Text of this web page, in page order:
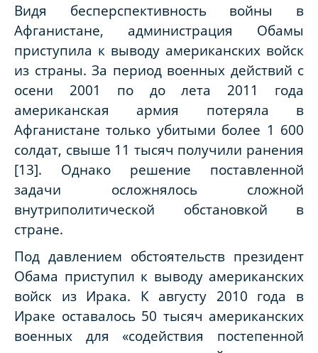
Видя бесперспективность войны в
Афганистане, администрация Обамы
приступила к выводу американских войск
из страны. За период военных действий с
осени 2001 по до лета 2011 года
американская армия потеряла в
Афганистане только убитыми более 1 600
солдат, свыше 11 тысяч получили ранения
[13]. Однако решение поставленной
задачи осложнялось сложной
внутриполитической обстановкой в
стране.
Под давлением обстоятельств президент
Обама приступил к выводу американских
войск из Ирака. К августу 2010 года в
Ираке оставалось 50 тысяч американских
военных для «содействия постепенной